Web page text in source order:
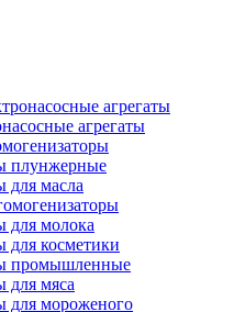
агрегаты
плунжерные
для масла
для молока
для косметики
промышленные
для мяса
для мороженого